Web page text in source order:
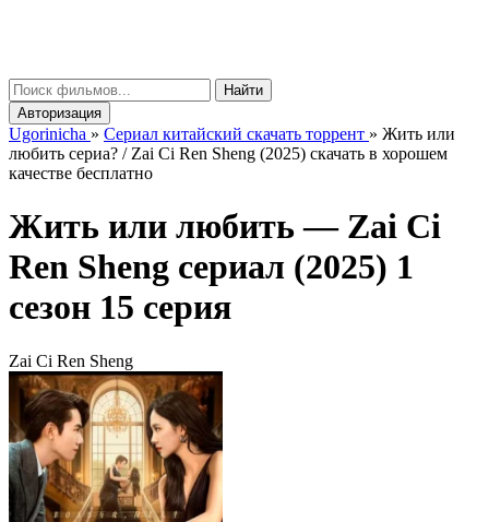
Найти
Авторизация
Ugorinicha » Сериал китайский скачать торрент » Жить или
любить сериа? / Zai Ci Ren Sheng (2025) скачать в хорошем
качестве бесплатно
Жить или любить — Zai Ci
Ren Sheng сериал (2025) 1
сезон 15 серия
Zai Ci Ren Sheng